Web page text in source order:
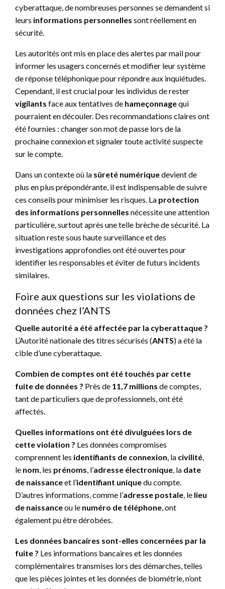
cyberattaque, de nombreuses personnes se demandent si
leurs informations personnelles sont réellement en
sécurité.
Les autorités ont mis en place des alertes par mail pour
informer les usagers concernés et modifier leur système
de réponse téléphonique pour répondre aux inquiétudes.
Cependant, il est crucial pour les individus de rester
vigilants face aux tentatives de hameçonnagequi
pourraient en découler. Des recommandations claires ont
été fournies : changer son mot de passe lors de la
prochaine connexion et signaler toute activité suspecte
sur le compte.
Dans un contexte où la sûreté numériquedevient de
plus en plus prépondérante, il est indispensable de suivre
ces conseils pour minimiser les risques. La protection
des informations personnelles nécessite une attention
particulière, surtout après une telle brèche de sécurité. La
situation reste sous haute surveillance et des
investigations approfondies ont été ouvertes pour
identifier les responsables et éviter de futurs incidents
similaires.
Foire aux questions sur les violations de
données chez l’ANTS
Quelle autorité a été affectée par la cyberattaque ?
L’Autorité nationale des titres sécurisés (ANTS) a été la
cible d’une cyberattaque.
Combien de comptes ont été touchés par cette
fuite de données ? Près de 11,7 millions de comptes,
tant de particuliers que de professionnels, ont été
affectés.
Quelles informations ont été divulguées lors de
cette violation ? Les données compromises
comprennent les identifiants de connexion, la civilité,
le nom, les prénoms, l’adresse électronique, la date
de naissanceet l’identifiant uniquedu compte.
D’autres informations, comme l’adresse postale, le lieu
de naissanceou le numéro de téléphone, ont
également pu être dérobées.
Les données bancaires sont-elles concernées par la
fuite ? Les informations bancaires et les données
complémentaires transmises lors des démarches, telles
que les pièces jointes et les données de biométrie, n’ont